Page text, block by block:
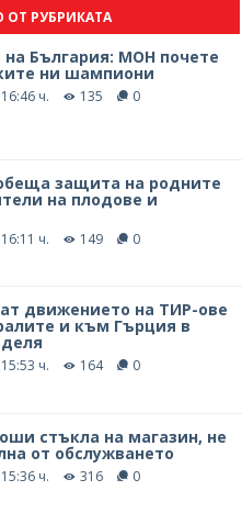
ОТ РУБРИКАТА
на България: МОН почете
ни шампиони
ч. 135 0
защита на родните
на плодове и
ч. 149 0
движението на ТИР-ове
и към Гърция в
ч. 164 0
стъкла на магазин, не
от обслужването
ч. 316 0